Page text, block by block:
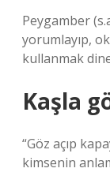
Peygamber
yorumlayıp,
kullanmak
Kaşla
“Göz açıp
kimsenin